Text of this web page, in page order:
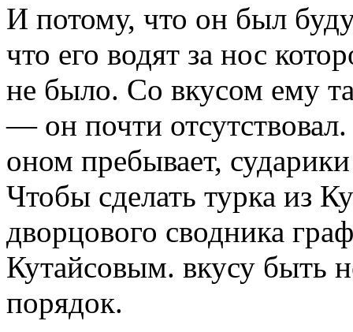
И потому, что он был
что его водят за нос
не было. Со вкусом ему
— он почти
оном пребывает,
Чтобы сделать турка из
дворцового сводника
Кутайсовым. вкусу быть
порядок.